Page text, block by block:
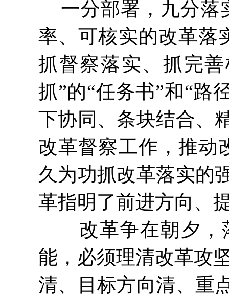
一分部署，九分落
率、可核实的改革落
抓督察落实、抓完
抓”的“任务书”和“路
下协同、条块结合、
改革督察工作，推动
久为功抓改革落实的
革指明了前进方向、
改革争在朝夕，
能，必须理清改革攻
清、目标方向清、重